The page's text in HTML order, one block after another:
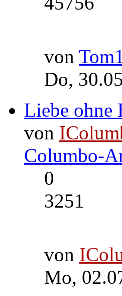
von
Do,
Liebe ohne
von
Columbo-
0
3251
von
Mo,